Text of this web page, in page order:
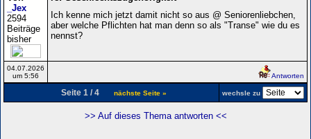
_Jex
2594
Beiträge
bisher
Ich kenne mich jetzt damit nicht so aus @ Seniorenliebchen,
aber welche Pflichten hat man denn so als "Transe" wie du es
nennst?
04.07.2026
um 5:56
Antworten
Seite 1 / 4 nächste Seite » wechsle zu
>> Auf dieses Thema antworten <<